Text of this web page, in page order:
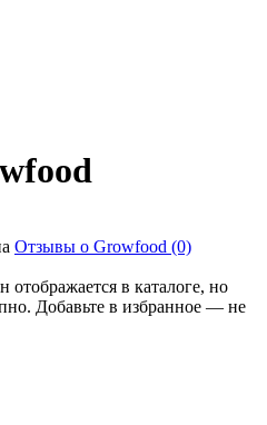
Отзывы о Growfood (0)
отображается в каталоге, но
Добавьте в избранное — не